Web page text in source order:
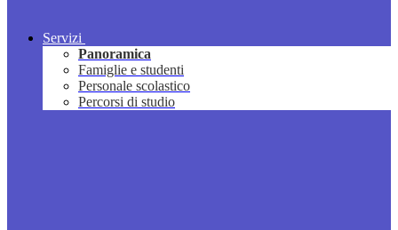
Servizi
Panoramica
Famiglie e studenti
Personale scolastico
Percorsi di studio